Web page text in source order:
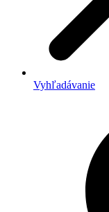
Vyhľadávanie